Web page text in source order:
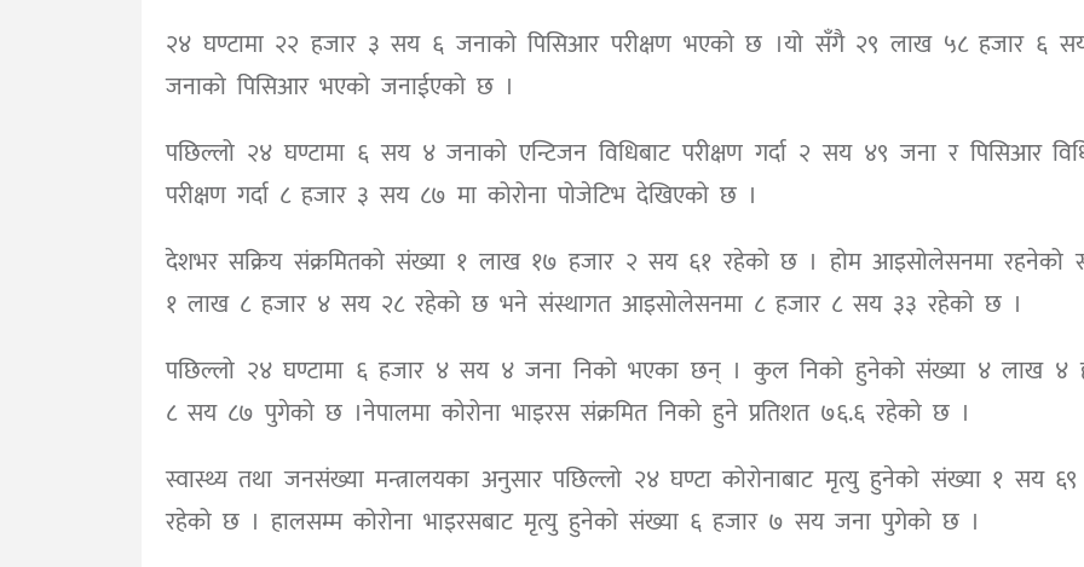
२४ घण्टामा २२ हजार ३ सय ६ जनाको पिसिआर परीक्षण भएको छ ।यो सँगै २९ लाख ५८ हजार ६
जनाको पिसिआर भएको जनाईएको छ ।
पछिल्लो २४ घण्टामा ६ सय ४ जनाको एन्टिजन विधिबाट परीक्षण गर्दा २ सय ४९ जना र पिसिआर
परीक्षण गर्दा ८ हजार ३ सय ८७ मा कोरोना पोजेटिभ देखिएको छ ।
देशभर सक्रिय संक्रमितको संख्या १ लाख १७ हजार २ सय ६१ रहेको छ । होम आइसोलेसनमा रहनेको
१ लाख ८ हजार ४ सय २८ रहेको छ भने संस्थागत आइसोलेसनमा ८ हजार ८ सय ३३ रहेको छ ।
पछिल्लो २४ घण्टामा ६ हजार ४ सय ४ जना निको भएका छन् । कुल निको हुनेको संख्या ४ लाख ४
८ सय ८७ पुगेको छ ।नेपालमा कोरोना भाइरस संक्रमित निको हुने प्रतिशत ७६.६ रहेको छ ।
स्वास्थ्य तथा जनसंख्या मन्त्रालयका अनुसार पछिल्लो २४ घण्टा कोरोनाबाट मृत्यु हुनेको संख्या १ सय
रहेको छ । हालसम्म कोरोना भाइरसबाट मृत्यु हुनेको संख्या ६ हजार ७ सय जना पुगेको छ ।